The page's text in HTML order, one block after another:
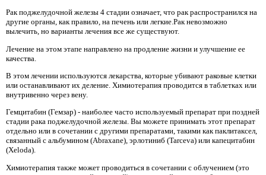
Рак поджелудочной железы 4 стадии означает, что рак распространился на
другие органы, как правило, на печень или легкие.Рак невозможно
вылечить, но варианты лечения все же существуют.
Лечение на этом этапе направлено на продление жизни и улучшение ее
качества.
В этом лечении используются лекарства, которые убивают раковые клетки
или останавливают их деление. Химиотерапия проводится в таблетках или
внутривенно через вену.
Гемцитабин (Гемзар) - наиболее часто используемый препарат при поздней
стадии рака поджелудочной железы. Вы можете принимать этот препарат
отдельно или в сочетании с другими препаратами, такими как паклитаксел,
связанный с альбумином (Abraxane), эрлотиниб (Tarceva) или капецитабин
(Xeloda).
Химиотерапия также может проводиться в сочетании с облучением (это